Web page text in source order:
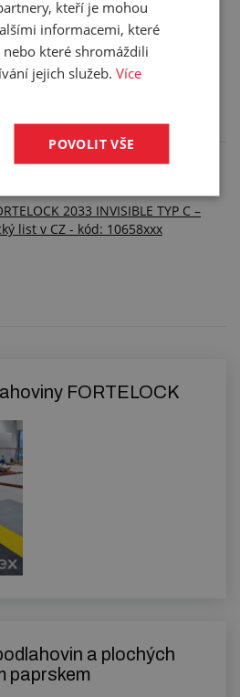
2033 INVISIBLE TYP C –
list v CZ - kód: 10658xxx
FORTELOCK
a plochých
paprskem
kteří je mohou
informacemi, které
které shromáždili
jejich služeb.Více
POVOLIT VŠE